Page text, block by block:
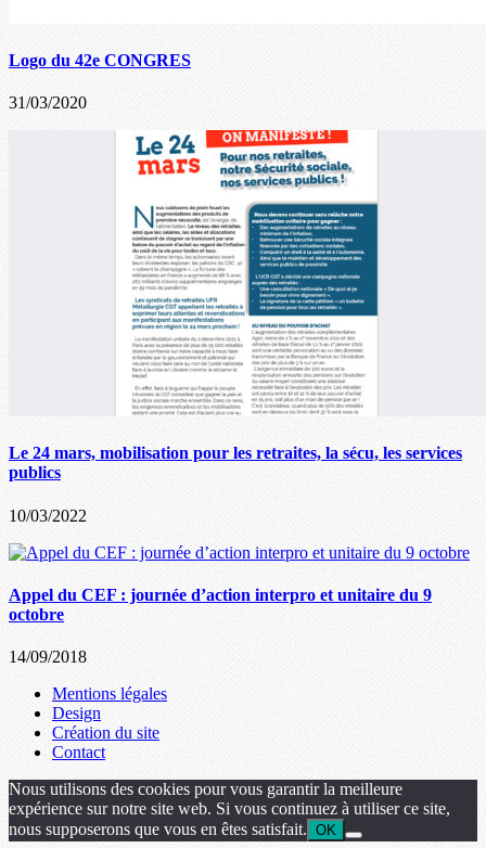
Logo du 42e CONGRES
31/03/2020
Le 24 mars, mobilisation pour les retraites, la sécu, les services
publics
10/03/2022
Appel du CEF : journée d’action interpro et unitaire du 9
octobre
14/09/2018
Mentions légales
Design
Création du site
Contact
Nous utilisons des cookies pour vous garantir la meilleure
expérience sur notre site web. Si vous continuez à utiliser ce site,
nous supposerons que vous en êtes satisfait. OK